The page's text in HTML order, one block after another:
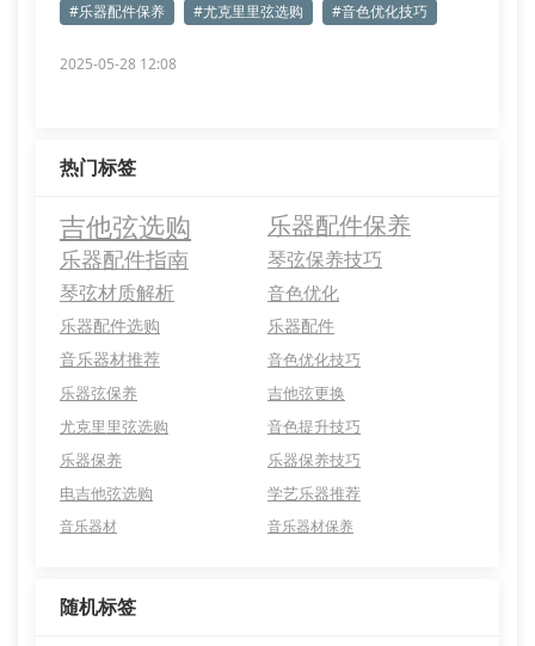
#乐器配件保养 #尤克里里弦选购 #音色优化技巧
2025-05-28 12:08
热门标签
吉他弦选购 乐器配件保养
乐器配件指南 琴弦保养技巧
琴弦材质解析 音色优化
乐器配件选购
乐器配件
音乐器材推荐
音色优化技巧
乐器弦保养
吉他弦更换
尤克里里弦选购
音色提升技巧
乐器保养
乐器保养技巧
电吉他弦选购
学艺乐器推荐
音乐器材 音乐器材保养
随机标签